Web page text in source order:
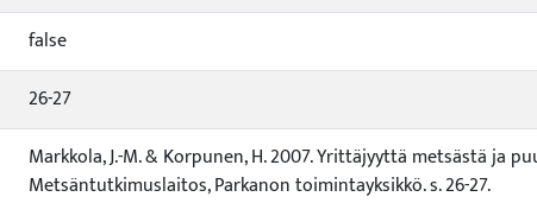
false
26-27
Markkola, J.-M. & Korpunen, H. 2007. Yrittäjyyttä metsästä ja
Metsäntutkimuslaitos, Parkanon toimintayksikkö. s. 26-27.